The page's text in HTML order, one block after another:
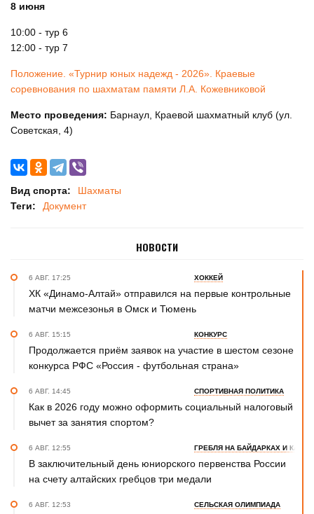
8 июня
10:00 - тур 6
12:00 - тур 7
Положение. «Турнир юных надежд - 2026». Краевые
соревнования по шахматам памяти Л.А. Кожевниковой
Место проведения: Барнаул, Краевой шахматный клуб (ул.
Советская, 4)
Вид спорта:
Шахматы
Теги:
Документ
НОВОСТИ
6 АВГ. 17:25 ХОККЕЙ
ХК «Динамо-Алтай» отправился на первые контрольные
матчи межсезонья в Омск и Тюмень
6 АВГ. 15:15 КОНКУРС
Продолжается приём заявок на участие в шестом сезоне
конкурса РФС «Россия - футбольная страна»
6 АВГ. 14:45 СПОРТИВНАЯ ПОЛИТИКА
Как в 2026 году можно оформить социальный налоговый
вычет за занятия спортом?
6 АВГ. 12:55 ГРЕБЛЯ НА БАЙДАРКАХ И КАНОЭ
В заключительный день юниорского первенства России
на счету алтайских гребцов три медали
6 АВГ. 12:53 СЕЛЬСКАЯ ОЛИМПИАДА